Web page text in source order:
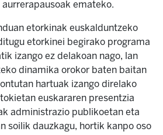
emateko.
etorkinak euskalduntzeko
etorkinei begirako programa
izango ez delakoan nago, lan
dinamika orokor baten baitan
hartuak izango direlako
euskararen presentzia
administrazio publikoetan eta
soilik dauzkagu, hortik kanpo oso